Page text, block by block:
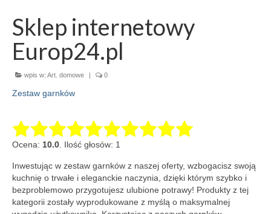
Sklep internetowy
Europ24.pl
wpis w: Art. domowe | 0
Zestaw garnków
Ocena: 10.0 . Ilość głosów: 1
Inwestując w zestaw garnków z naszej oferty, wzbogacisz swoją
kuchnię o trwałe i eleganckie naczynia, dzięki którym szybko i
bezproblemowo przygotujesz ulubione potrawy! Produkty z tej
kategorii zostały wyprodukowane z myślą o maksymalnej